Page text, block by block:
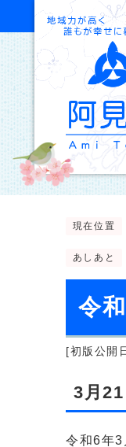
現在位置
あしあと
令
[初版公開
3月
令和6年